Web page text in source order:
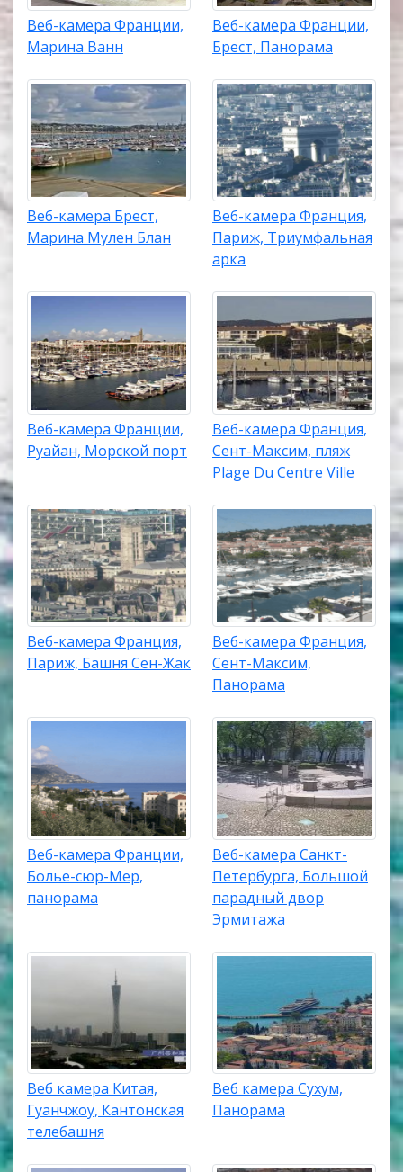
Веб-камера Франции,
Марина Ванн
Веб-камера Франции,
Брест, Панорама
Веб-камера Брест,
Марина Мулен Блан
Веб-камера Франция,
Париж, Триумфальная
арка
Веб-камера Франции,
Руайан, Морской порт
Веб-камера Франция,
Сент-Максим, пляж
Plage Du Centre Ville
Веб-камера Франция,
Париж, Башня Сен-Жак
Веб-камера Франция,
Сент-Максим,
Панорама
Веб-камера Франции,
Болье-сюр-Мер,
панорама
Веб-камера Санкт-
Петербурга, Большой
парадный двор
Эрмитажа
Веб камера Китая,
Гуанчжоу, Кантонская
телебашня
Веб камера Сухум,
Панорама